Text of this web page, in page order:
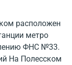
расположен
метро
ФНС №33.
На Полесском